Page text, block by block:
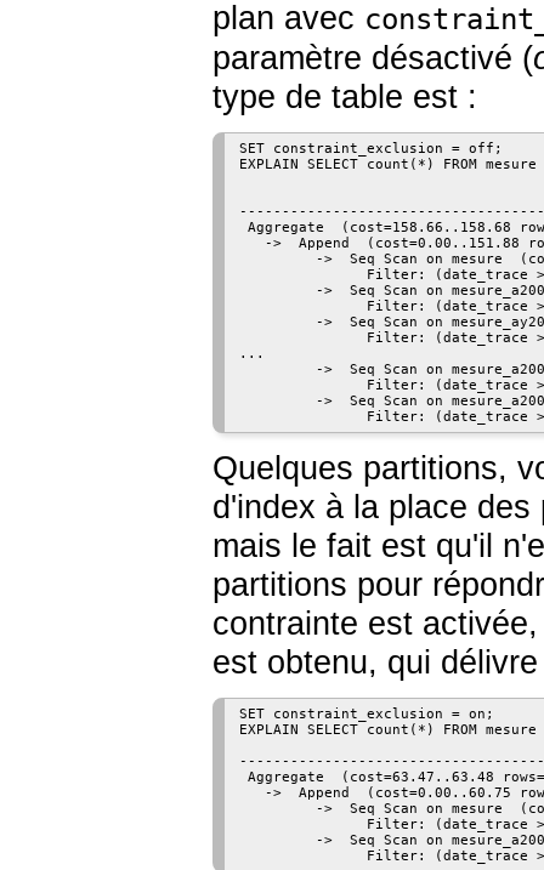
plan avec
paramètre désactivé (
type de table est :
SET constraint_exclusion = off;
EXPLAIN SELECT count(*) FROM
Aggregate  (cost=158.66..158.68
->  Append  (cost=0.00..151.88
->  Seq Scan on mesure
Filter: (date_trace
->  Seq Scan on
Filter: (date_trace
->  Seq Scan on
Filter: (date_trace
...
->  Seq Scan on
Filter: (date_trace
->  Seq Scan on
Quelques partitions,
d'index à la place
mais le fait est qu'il
partitions pour
contrainte est
est obtenu, qui
SET constraint_exclusion = on;
EXPLAIN SELECT count(*) FROM
Aggregate  (cost=63.47..63.48
->  Append  (cost=0.00..60.75
->  Seq Scan on mesure
Filter: (date_trace
->  Seq Scan on